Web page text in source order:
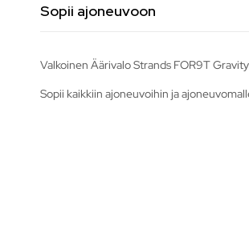
Sopii ajoneuvoon
Valkoinen Äärivalo Strands FOR9T
Sopii kaikkiin ajoneuvoihin ja